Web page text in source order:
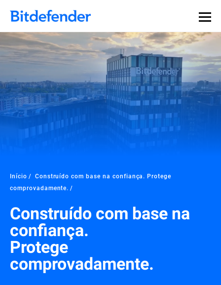
Início
Construído com base na confiança. Protege
comprovadamente.
Construído com base na
confiança.
Protege
comprovadamente.